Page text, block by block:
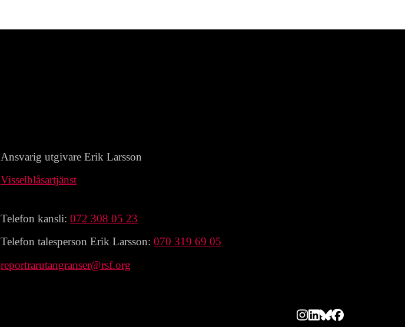
Ansvarig utgivare Erik Larsson
Visselblåsartjänst
Telefon kansli:072 308 05 23
Telefon talesperson Erik Larsson:070 319 69 05
reportrarutangranser@rsf.org